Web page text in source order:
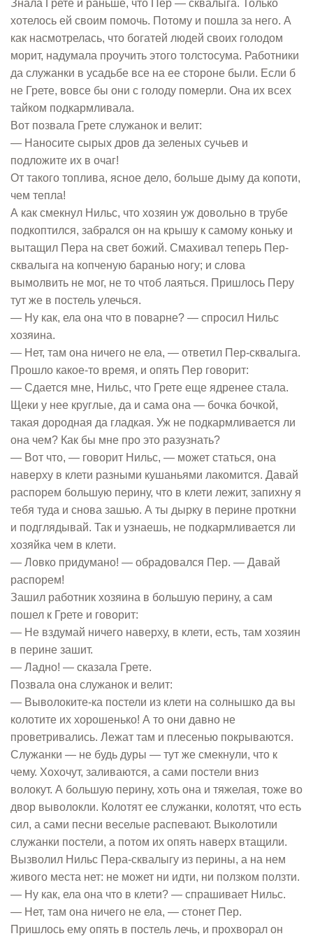
Знала Грете и раньше, что Пер — сквалыга. Только
хотелось ей своим помочь. Потому и пошла за него. А
как насмотрелась, что богатей людей своих голодом
морит, надумала проучить этого толстосума. Работники
да служанки в усадьбе все на ее стороне были. Если б
не Грете, вовсе бы они с голоду померли. Она их всех
тайком подкармливала.
Вот позвала Грете служанок и велит:
— Наносите сырых дров да зеленых сучьев и
подложите их в очаг!
От такого топлива, ясное дело, больше дыму да копоти,
чем тепла!
А как смекнул Нильс, что хозяин уж довольно в трубе
подкоптился, забрался он на крышу к самому коньку и
вытащил Пера на свет божий. Смахивал теперь Пер-
сквалыга на копченую баранью ногу; и слова
вымолвить не мог, не то чтоб лаяться. Пришлось Перу
тут же в постель улечься.
— Ну как, ела она что в поварне? — спросил Нильс
хозяина.
— Нет, там она ничего не ела, — ответил Пер-сквалыга.
Прошло какое-то время, и опять Пер говорит:
— Сдается мне, Нильс, что Грете еще ядренее стала.
Щеки у нее круглые, да и сама она — бочка бочкой,
такая дородная да гладкая. Уж не подкармливается ли
она чем? Как бы мне про это разузнать?
— Вот что, — говорит Нильс, — может статься, она
наверху в клети разными кушаньями лакомится. Давай
распорем большую перину, что в клети лежит, запихну я
тебя туда и снова зашью. А ты дырку в перине проткни
и подглядывай. Так и узнаешь, не подкармливается ли
хозяйка чем в клети.
— Ловко придумано! — обрадовался Пер. — Давай
распорем!
Зашил работник хозяина в большую перину, а сам
пошел к Грете и говорит:
— Не вздумай ничего наверху, в клети, есть, там хозяин
в перине зашит.
— Ладно! — сказала Грете.
Позвала она служанок и велит:
— Выволоките-ка постели из клети на солнышко да вы
колотите их хорошенько! А то они давно не
проветривались. Лежат там и плесенью покрываются.
Служанки — не будь дуры — тут же смекнули, что к
чему. Хохочут, заливаются, а сами постели вниз
волокут. А большую перину, хоть она и тяжелая, тоже во
двор выволокли. Колотят ее служанки, колотят, что есть
сил, а сами песни веселые распевают. Выколотили
служанки постели, а потом их опять наверх втащили.
Вызволил Нильс Пера-сквалыгу из перины, а на нем
живого места нет: не может ни идти, ни ползком ползти.
— Ну как, ела она что в клети? — спрашивает Нильс.
— Нет, там она ничего не ела, — стонет Пер.
Пришлось ему опять в постель лечь, и прохворал он